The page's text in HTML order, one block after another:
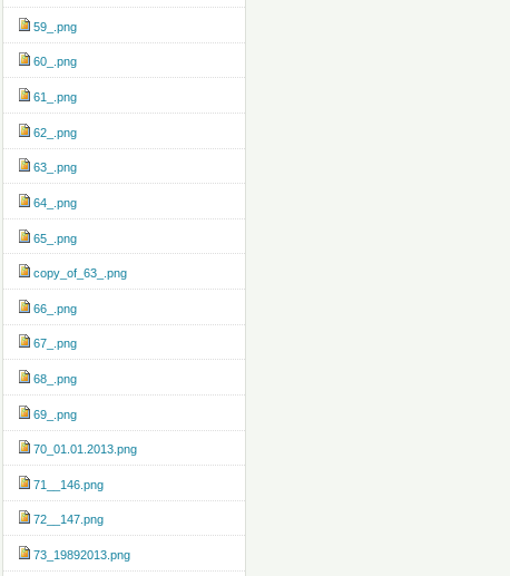
59_.png
60_.png
61_.png
62_.png
63_.png
64_.png
65_.png
copy_of_63_.png
66_.png
67_.png
68_.png
69_.png
70_01.01.2013.png
71__146.png
72__147.png
73_19892013.png